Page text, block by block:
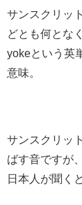
サンスクリッ
どとも何とな
yokeという英
意味。
サンスクリッ
ばす音ですが
日本人が聞く